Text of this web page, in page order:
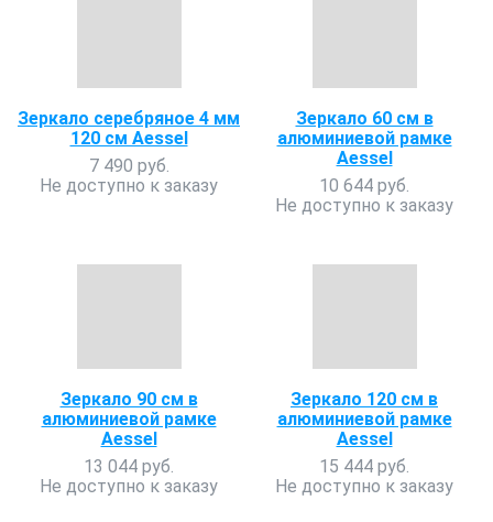
Зеркало серебряное 4 мм
120 см Aessel
7 490 руб.
Не доступно к заказу
Зеркало 60 см в
алюминиевой рамке
Aessel
10 644 руб.
Не доступно к заказу
Зеркало 90 см в
алюминиевой рамке
Aessel
13 044 руб.
Не доступно к заказу
Зеркало 120 см в
алюминиевой рамке
Aessel
15 444 руб.
Не доступно к заказу